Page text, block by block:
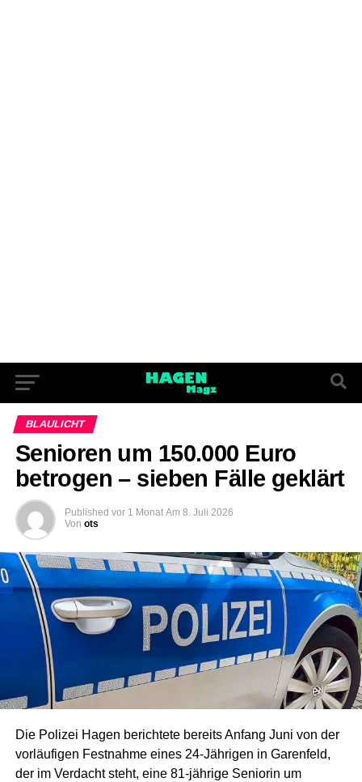
BLAULICHT
Senioren um 150.000 Euro
betrogen – sieben Fälle geklärt
Published vor 1 Monat Am 8. Juli 2026
Von ots
Die Polizei Hagen berichtete bereits Anfang Juni von der
vorläufigen Festnahme eines 24-Jährigen in Garenfeld,
der im Verdacht steht, eine 81-jährige Seniorin um